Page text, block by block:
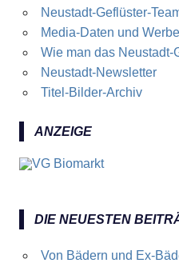
Neustadt-Geflüster-
Media-Daten und
Wie man das Neustadt-
Neustadt-Newsletter
Titel-Bilder-Archiv
ANZEIGE
DIE NEUESTEN
Von Bädern und Ex-